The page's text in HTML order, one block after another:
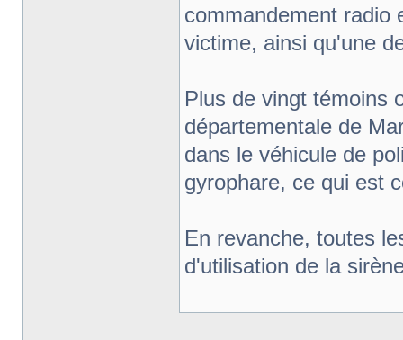
commandement radio
victime, ainsi qu'une
Plus de vingt témoins
départementale de
dans le véhicule de
gyrophare, ce qui est
En revanche, toutes
d'utilisation de la